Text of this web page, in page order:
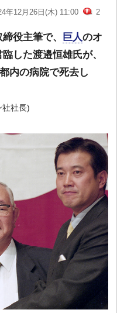
年12月26日(木) 11:00 2
役主筆で、 巨人のオ
した渡邉恒雄氏が、
内の病院で死去し
社社長)